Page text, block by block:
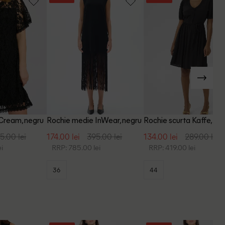
negru
lei
Rochie medie InWear, negru
174.00 lei 395.00 lei
RRP: 785.00 lei
36
Rochie scurta Kaffe,
134.00 lei 289.00 lei
RRP: 419.00 lei
44